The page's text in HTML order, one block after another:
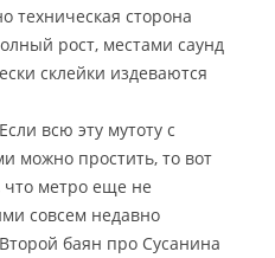
техническая сторона
рост, местами саунд
склейки издеваются
всю эту мутоту с
можно простить, то вот
что метро еще не
совсем недавно
баян про Сусанина